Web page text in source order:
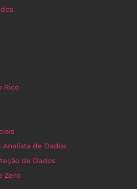
Rico
de Dados
de Dados
Zero